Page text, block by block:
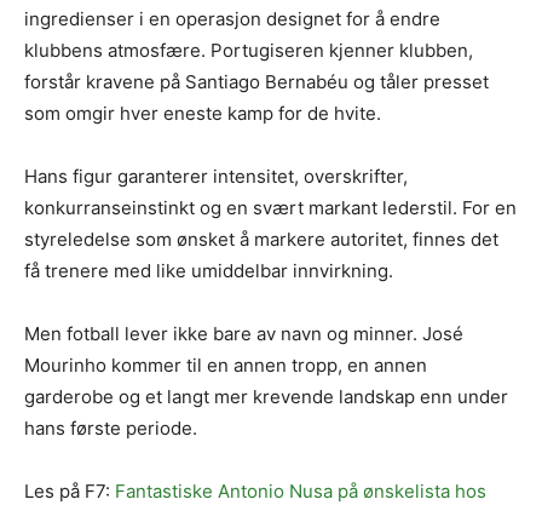
ingredienser i en operasjon designet for å endre
klubbens atmosfære. Portugiseren kjenner klubben,
forstår kravene på Santiago Bernabéu og tåler presset
som omgir hver eneste kamp for de hvite.
Hans figur garanterer intensitet, overskrifter,
konkurranseinstinkt og en svært markant lederstil. For en
styreledelse som ønsket å markere autoritet, finnes det
få trenere med like umiddelbar innvirkning.
Men fotball lever ikke bare av navn og minner. José
Mourinho kommer til en annen tropp, en annen
garderobe og et langt mer krevende landskap enn under
hans første periode.
Les på F7: Fantastiske Antonio Nusa på ønskelista hos